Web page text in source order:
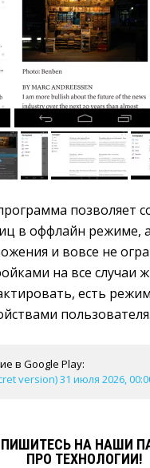
позволяет
в оффлайн режиме,
и вовсе не
на все
есть
пользователя.
в Google Play:
version) 31 июля 2026,
НА НАШИ
ПРО ТЕХНОЛОГИИ!